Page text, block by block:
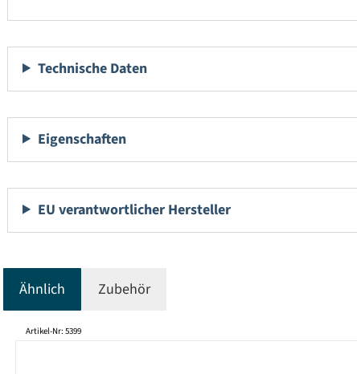
Technische Daten
Eigenschaften
EU verantwortlicher Hersteller
Ähnlich Zubehör
Produktgalerie überspringen
Artikel-Nr: 5399